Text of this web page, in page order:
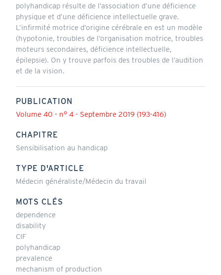
polyhandicap résulte de l’association d’une déficience
physique et d’une déficience intellectuelle grave.
L’infirmité motrice d’origine cérébrale en est un modèle
(hypotonie, troubles de l’organisation motrice, troubles
moteurs secondaires, déficience intellectuelle,
épilepsie). On y trouve parfois des troubles de l’audition
et de la vision.
PUBLICATION
Volume 40 - n° 4 - Septembre 2019 (193-416)
CHAPITRE
Sensibilisation au handicap
TYPE D'ARTICLE
Médecin généraliste/Médecin du travail
MOTS CLÉS
dependence
disability
CIF
polyhandicap
prevalence
mechanism of production